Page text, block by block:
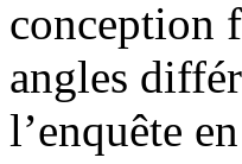
conception
angles
l’enquête